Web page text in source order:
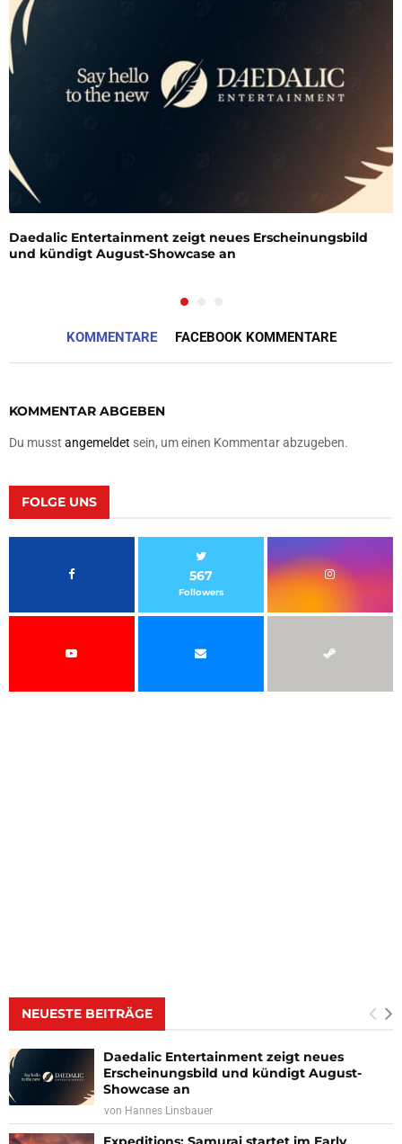
Daedalic Entertainment zeigt neues Erscheinungsbild
und kündigt August-Showcase an
KOMMENTARE FACEBOOK KOMMENTARE
KOMMENTAR ABGEBEN
Du musst angemeldet sein, um einen Kommentar abzugeben.
FOLGE UNS
567
Followers
NEUESTE BEITRÄGE
Daedalic Entertainment zeigt neues
Erscheinungsbild und kündigt August-
Showcase an
von Hannes Linsbauer